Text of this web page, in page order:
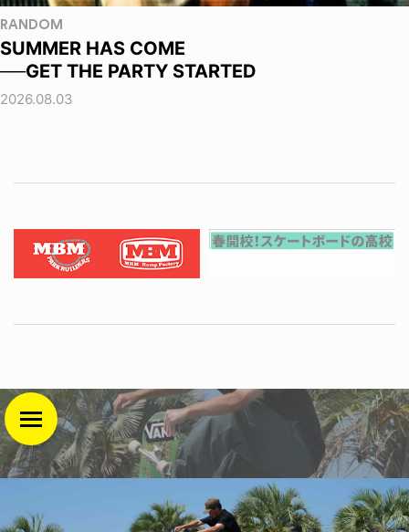
RANDOM
SUMMER HAS COME
──GET THE PARTY STARTED
2026.08.03